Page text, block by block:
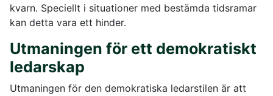
kvarn. Speciellt i situationer med bestämda tidsramar
kan detta vara ett hinder.
Utmaningen för ett demokratiskt
ledarskap
Utmaningen för den demokratiska ledarstilen är att